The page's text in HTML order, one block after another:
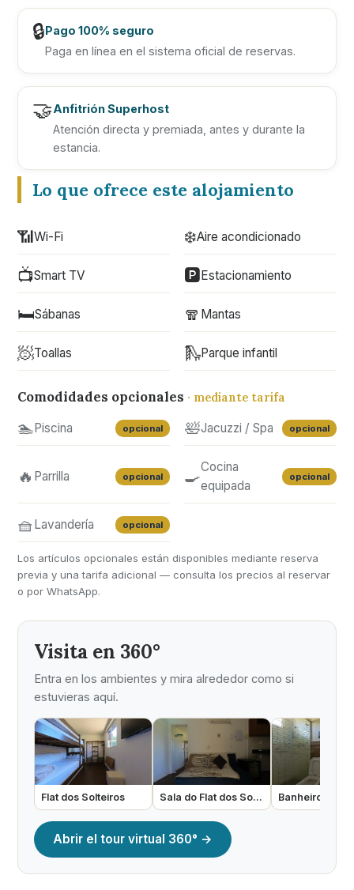
🔒Pago 100% seguro
Paga en línea en el sistema oficial de reservas.
🤝Anfitrión Superhost
Atención directa y premiada, antes y durante la
estancia.
Lo que ofrece este alojamiento
📶Wi-Fi ❄️Aire acondicionado
📺Smart TV 🅿️Estacionamiento
🛏️Sábanas 🧣 Mantas
🧖Toallas 🛝Parque infantil
Comodidades opcionales · mediante tarifa
🏊Piscina opcional 🛀Jacuzzi / Spa opcional
🔥 Parrilla opcional 🍳Cocina
equipada
opcional
🧺 Lavandería opcional
Los artículos opcionales están disponibles mediante reserva
previa y una tarifa adicional — consulta los precios al reservar
o por WhatsApp.
Visita en 360°
Entra en los ambientes y mira alrededor como si
estuvieras aquí.
Flat dos Solteiros Sala do Flat dos Solteiros
Abrir el tour virtual 360° →